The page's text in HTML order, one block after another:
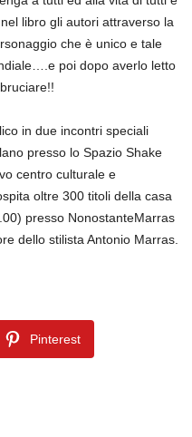
libro gli autori attraverso la
che è unico e tale
poi dopo averlo letto
in due incontri speciali
presso lo Spazio Shake
centro culturale e
oltre 300 titoli della casa
presso NonostanteMarras
dello stilista Antonio Marras.
Pinterest